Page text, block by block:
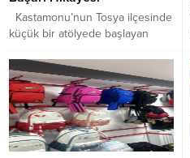
Kastamonu’nun Tosya ilçesinde
küçük bir atölyede başlayan
ihracat yapan dev bir üretim
tesisine dönüştü. Börekciler
Kapı, kaliteli üretimi ve yenilikçi
yaklaşımıyla sektörün
öncülerinden biri.